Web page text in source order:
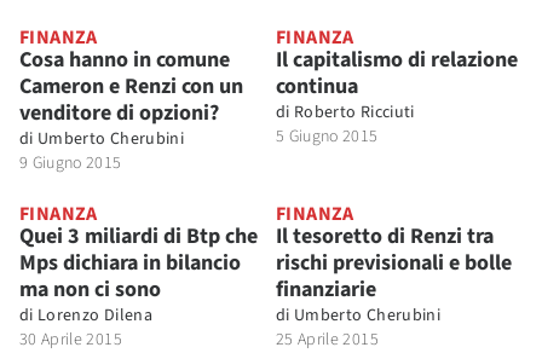
FINANZA
Cosa hanno in comune
Cameron e Renzi con un
venditore di opzioni?
di Umberto Cherubini
9 Giugno 2015
FINANZA
Il capitalismo di relazione
continua
di Roberto Ricciuti
5 Giugno 2015
FINANZA
Quei 3 miliardi di Btp che
Mps dichiara in bilancio
ma non ci sono
di Lorenzo Dilena
30 Aprile 2015
FINANZA
Il tesoretto di Renzi tra
rischi previsionali e bolle
finanziarie
di Umberto Cherubini
25 Aprile 2015